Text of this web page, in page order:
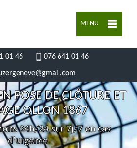
MENU
01 46 076 641 01 46
POSE DE CLÔTURE ET
OLLON 1867
24h/24 sur 7j/7 en cas
d'urgence